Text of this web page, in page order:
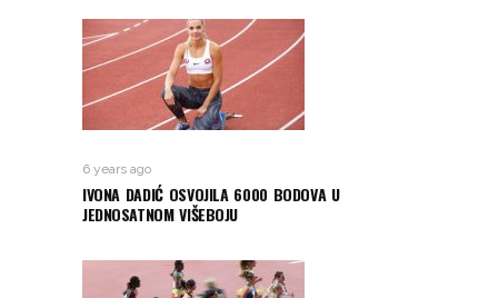
6 years ago
IVONA DADIĆ OSVOJILA 6000 BODOVA U
JEDNOSATNOM VIŠEBOJU